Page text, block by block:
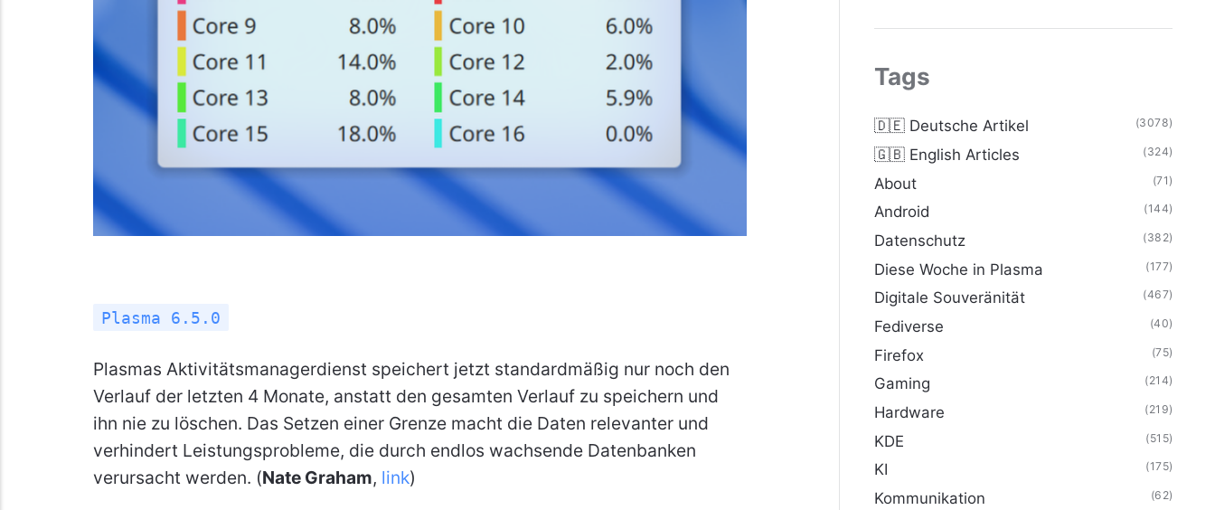
Plasma 6.5.0
Plasmas Aktivitätsmanagerdienst speichert jetzt standardmäßig nur noch den
Verlauf der letzten 4 Monate, anstatt den gesamten Verlauf zu speichern und
ihn nie zu löschen. Das Setzen einer Grenze macht die Daten relevanter und
verhindert Leistungsprobleme, die durch endlos wachsende Datenbanken
verursacht werden. (Nate Graham, link)
Tags
🇩🇪 Deutsche Artikel (3078)
🇬🇧 English Articles (324)
About (71)
Android (144)
Datenschutz (382)
Diese Woche in Plasma (177)
Digitale Souveränität (467)
Fediverse (40)
Firefox (75)
Gaming (214)
Hardware (219)
KDE (515)
KI (175)
Kommunikation (62)